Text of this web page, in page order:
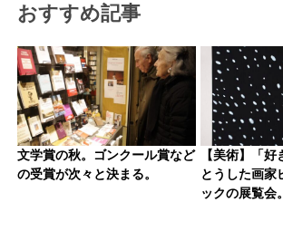
おすすめ記事
文学賞の秋。ゴンクール賞など
の受賞が次々と決まる。
【美術】「
とうした画家
ックの展覧会。